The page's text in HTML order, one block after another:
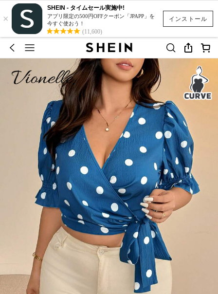
インストール
×
SHEIN - タイムセール実施中!
アプリ限定の500円OFFクーポン「JPAPP」を
今すぐ使おう！
(11,600)